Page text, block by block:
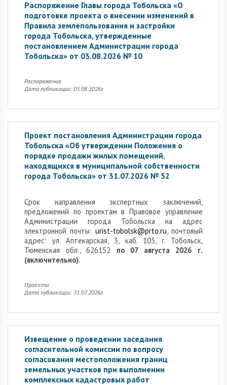
Распоряжение Главы города Тобольска «О
подготовке проекта о внесении изменений в
Правила землепользования и застройки
города Тобольска, утвержденные
постановлением Администрации города
Тобольска» от 03.08.2026 № 10
Распоряжения
Дата публикации: 05.08.2026г.
Проект постановления Администрации города
Тобольска «Об утверждении Положения о
порядке продажи жилых помещений,
находящихся в муниципальной собственности
города Тобольска» от 31.07.2026 № 52
Cрок направления экспертных заключений,
предложений по проектам в Правовое управление
Администрации города Тобольска на адрес
электронной почты: urist-tobolsk@prto.ru, почтовый
адрес: ул. Аптекарская, 3, каб. 103, г. Тобольск,
Тюменская обл., 626152 по 07 августа 2026 г.
(включительно).
Проекты
Дата публикации: 31.07.2026г.
Извещение о проведении заседания
согласительной комиссии по вопросу
согласования местоположения границ
земельных участков при выполнении
комплексных кадастровых работ